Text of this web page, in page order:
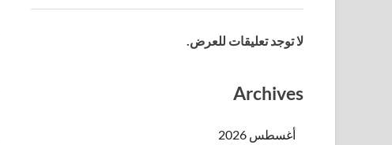
لا توجد تعليقات للعرض.
Archives
أغسطس 2026